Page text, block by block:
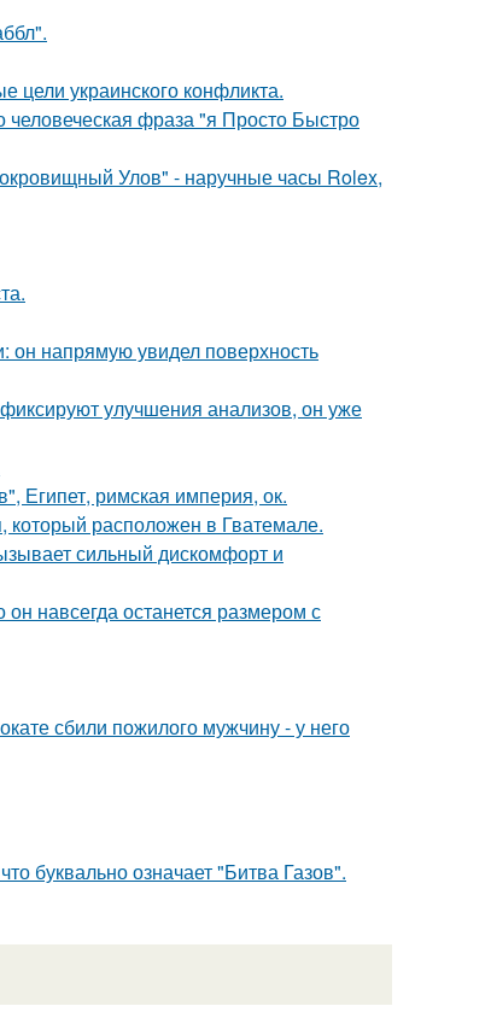
украинского конфликта.
человеческая фраза "я Просто Быстро
Улов" - наручные часы Rolex,
напрямую увидел поверхность
улучшения анализов, он уже
Египет, римская империя, ок.
который расположен в Гватемале.
сильный дискомфорт и
навсегда останется размером с
сбили пожилого мужчину - у него
буквально означает "Битва Газов".